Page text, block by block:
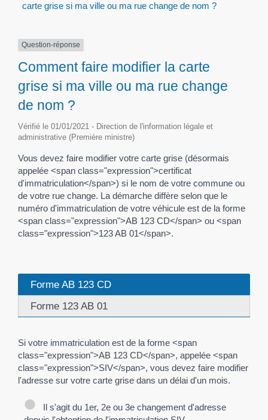
carte grise si ma ville ou ma rue change de nom ?
Question-réponse
Comment faire modifier la carte
grise si ma ville ou ma rue change
de nom ?
Vérifié le 01/01/2021 - Direction de l'information légale et
administrative (Première ministre)
Vous devez faire modifier votre carte grise (désormais
appelée <span class="expression">certificat
d'immatriculation</span>) si le nom de votre commune ou
de votre rue change. La démarche diffère selon que le
numéro d'immatriculation de votre véhicule est de la forme
<span class="expression">AB 123 CD</span> ou <span
class="expression">123 AB 01</span>.
Forme AB 123 CD
Forme 123 AB 01
Si votre immatriculation est de la forme <span
class="expression">AB 123 CD</span>, appelée <span
class="expression">SIV</span>, vous devez faire modifier
l'adresse sur votre carte grise dans un délai d'un mois.
Il s'agit du 1er, 2e ou 3e changement d'adresse